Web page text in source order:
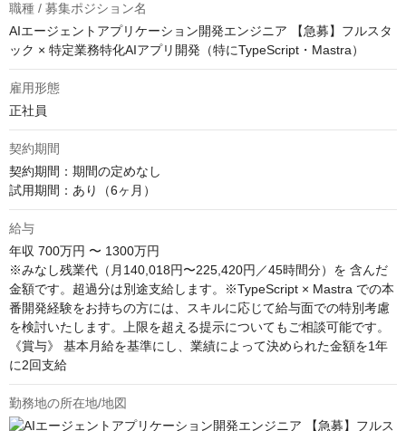
職種 / 募集ポジション名
AIエージェントアプリケーション開発エンジニア 【急募】フルスタ
ック × 特定業務特化AIアプリ開発（特にTypeScript・Mastra）
雇用形態
正社員
契約期間
契約期間：期間の定めなし
試用期間：あり（6ヶ月）
給与
年収 700万円 〜 1300万円
※みなし残業代（月140,018円〜225,420円／45時間分）を 含んだ
金額です。超過分は別途支給します。※TypeScript × Mastra での本
番開発経験をお持ちの方には、スキルに応じて給与面での特別考慮
を検討いたします。上限を超える提示についてもご相談可能です。
《賞与》 基本月給を基準にし、業績によって決められた金額を1年
に2回支給
勤務地の所在地/地図